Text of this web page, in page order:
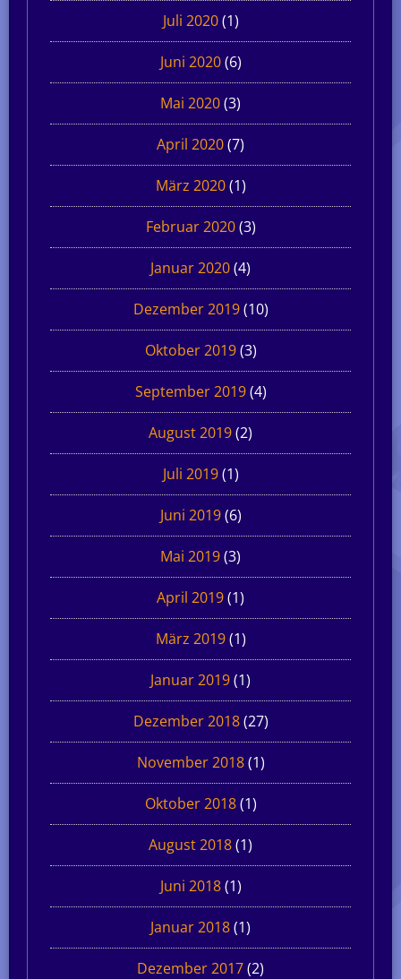
Juli 2020(1)
Juni 2020(6)
Mai 2020(3)
April 2020(7)
März 2020(1)
Februar 2020(3)
Januar 2020(4)
Dezember 2019(10)
Oktober 2019(3)
September 2019(4)
August 2019(2)
Juli 2019(1)
Juni 2019(6)
Mai 2019(3)
April 2019(1)
März 2019(1)
Januar 2019(1)
Dezember 2018(27)
November 2018(1)
Oktober 2018(1)
August 2018(1)
Juni 2018(1)
Januar 2018(1)
Dezember 2017(2)